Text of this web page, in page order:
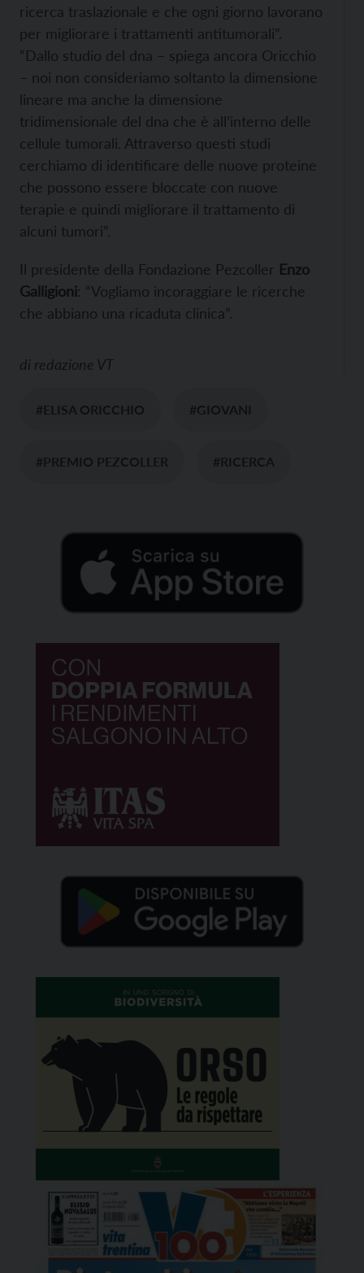
ricerca traslazionale e che ogni giorno lavorano
per migliorare i trattamenti antitumorali”.
“Dallo studio del dna – spiega ancora Oricchio
– noi non consideriamo soltanto la dimensione
lineare ma anche la dimensione
tridimensionale del dna che è all’interno delle
cellule tumorali. Attraverso questi studi
cerchiamo di identificare delle nuove proteine
che possono essere bloccate con nuove
terapie e quindi migliorare il trattamento di
alcuni tumori”.
Il presidente della Fondazione Pezcoller Enzo
Galligioni: “Vogliamo incoraggiare le ricerche
che abbiano una ricaduta clinica”.
di redazione VT
#ELISA ORICCHIO #GIOVANI
#PREMIO PEZCOLLER #RICERCA